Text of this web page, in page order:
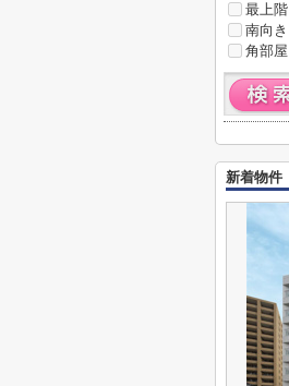
最上階
南向き
角部屋
新着物件